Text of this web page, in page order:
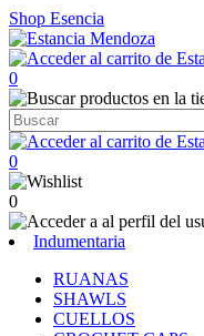
Shop Esencia
0
0
0
Indumentaria
RUANAS
SHAWLS
CUELLOS